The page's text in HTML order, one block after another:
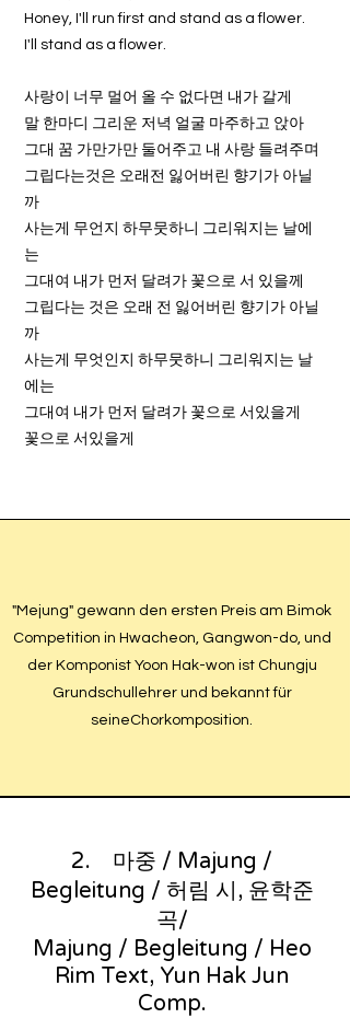
Honey, I'll run first and stand as a flower.
I'll stand as a flower.
사랑이 너무 멀어 올 수 없다면 내가 갈게
말 한마디 그리운 저녁 얼굴 마주하고 앉아
그대 꿈 가만가만 둘어주고 내 사랑 들려주며
그립다는것은 오래전 잃어버린 향기가 아닐
까
사는게 무언지 하무뭇하니 그리워지는 날에
는
그대여 내가 먼저 달려가 꽃으로 서 있을께
그립다는 것은 오래 전 잃어버린 향기가 아닐
까
사는게 무엇인지 하무뭇하니 그리워지는 날
에는
그대여 내가 먼저 달려가 꽃으로 서있을게
꽃으로 서있을게
"Mejung" gewann den ersten Preis am Bimok
Competition in Hwacheon, Gangwon-do, und
der Komponist Yoon Hak-won ist Chungju
Grundschullehrer und bekannt für
seineChorkomposition.
2. 마중 / Majung /
Begleitung / 허림 시, 윤학준
곡/
Majung / Begleitung / Heo
Rim Text, Yun Hak Jun
Comp.